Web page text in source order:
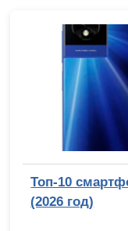
Топ-10
(2026 год)